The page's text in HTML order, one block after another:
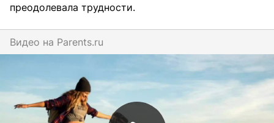
преодолевала трудности.
Видео на parents.ru